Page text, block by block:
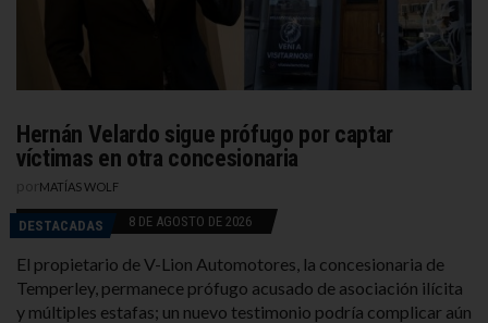
Hernán Velardo sigue prófugo por captar
víctimas en otra concesionaria
MATÍAS WOLF
DESTACADAS 8 DE AGOSTO DE 2026
El propietario de V-Lion Automotores, la concesionaria de
Temperley, permanece prófugo acusado de asociación ilícita
y múltiples estafas; un nuevo testimonio podría complicar aún